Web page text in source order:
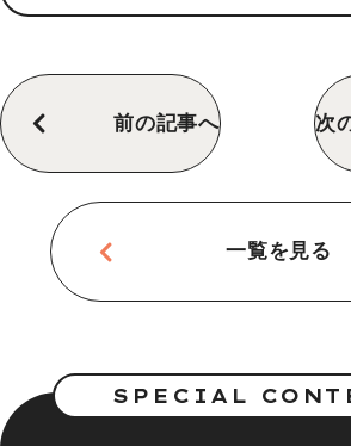
前の記事へ 次
一覧を見る
SPECIAL